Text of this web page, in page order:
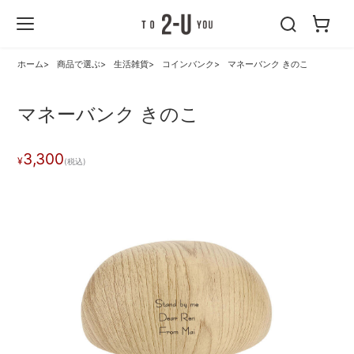
ホーム 商品で選ぶ 生活雑貨 コインバンク マネーバンク きのこ
マネーバンク きのこ
3,300